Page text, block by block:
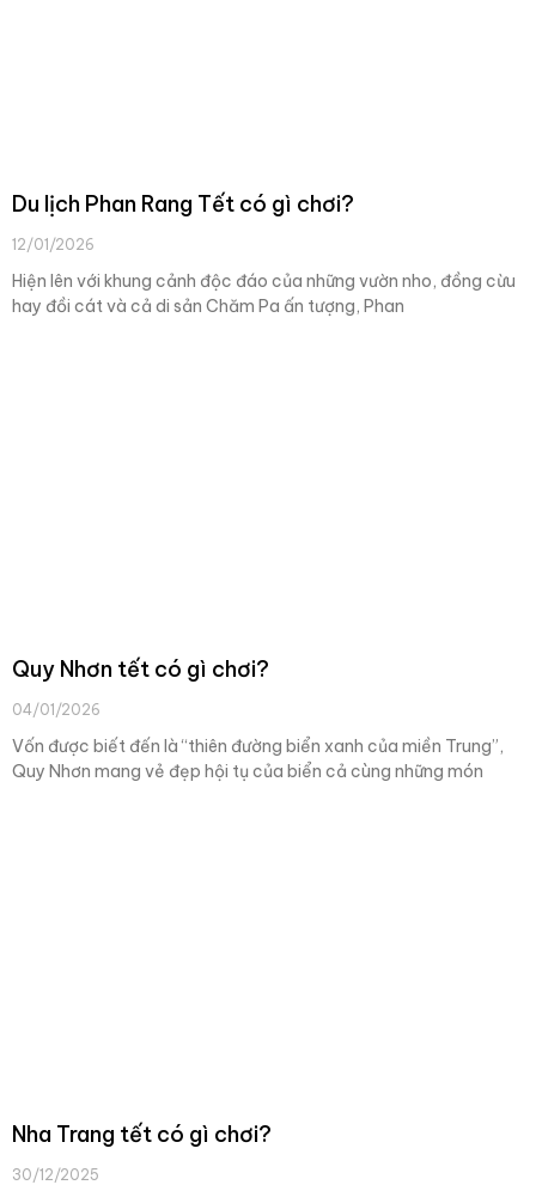
Du lịch Phan Rang Tết có gì chơi?
12/01/2026
Hiện lên với khung cảnh độc đáo của những vườn nho, đồng cừu
hay đồi cát và cả di sản Chăm Pa ấn tượng, Phan
Quy Nhơn tết có gì chơi?
04/01/2026
Vốn được biết đến là “thiên đường biển xanh của miền Trung”,
Quy Nhơn mang vẻ đẹp hội tụ của biển cả cùng những món
Nha Trang tết có gì chơi?
30/12/2025